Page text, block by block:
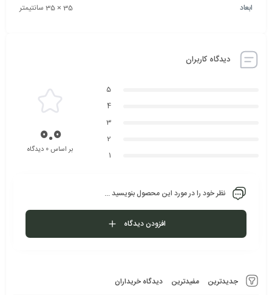
ابعاد 35 × 35 سانتیمتر
دیدگاه کاربران
جدیدترین مفیدترین دیدگاه خریداران
5
4
3
2
1
0.0بر اساس 0 دیدگاه
نظر خود را در مورد این محصول بنویسید ...
افزودن دیدگاه